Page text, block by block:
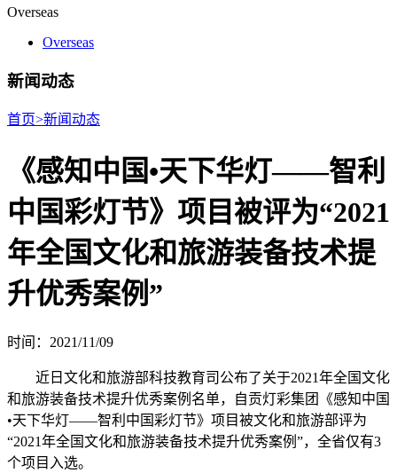
Overseas
Overseas
新闻动态
首页>新闻动态
《感知中国•天下华灯——智利
中国彩灯节》项目被评为“2021
年全国文化和旅游装备技术提
升优秀案例”
时间：2021/11/09
近日文化和旅游部科技教育司公布了关于2021年全国文化
和旅游装备技术提升优秀案例名单，自贡灯彩集团《感知中国
•天下华灯——智利中国彩灯节》项目被文化和旅游部评为
“2021年全国文化和旅游装备技术提升优秀案例”，全省仅有3
个项目入选。